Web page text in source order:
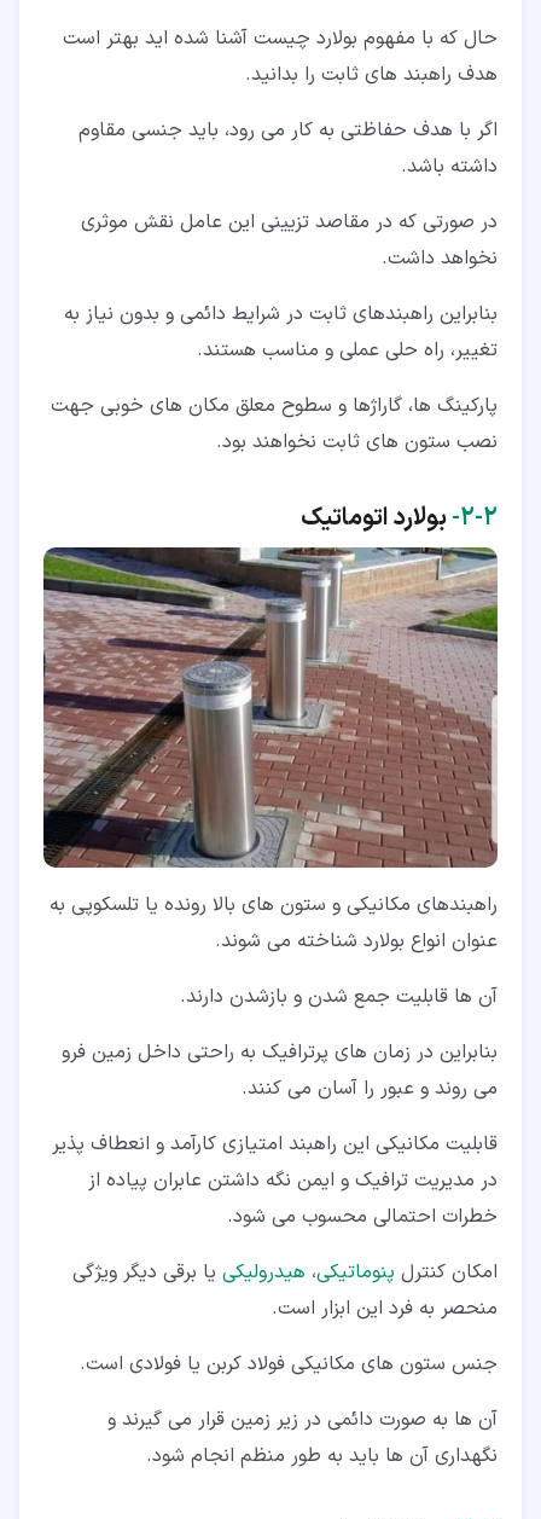
حال که با مفهوم بولارد چیست آشنا شده اید بهتر است
هدف راهبند های ثابت را بدانید.
اگر با هدف حفاظتی به کار می رود، باید جنسی مقاوم
داشته باشد.
در صورتی که در مقاصد تزیینی این عامل نقش موثری
نخواهد داشت.
بنابراین راهبندهای ثابت در شرایط دائمی و بدون نیاز به
تغییر، راه حلی عملی و مناسب هستند.
پارکینگ ها، گاراژها و سطوح معلق مکان های خوبی جهت
نصب ستون های ثابت نخواهند بود.
۲‏-‏۲‏- بولارد اتوماتیک
راهبندهای مکانیکی و ستون های بالا رونده یا تلسکوپی به
عنوان انواع بولارد شناخته می شوند.
آن ها قابلیت جمع شدن و بازشدن دارند.
بنابراین در زمان های پرترافیک به راحتی داخل زمین فرو
می روند و عبور را آسان می کنند.
قابلیت مکانیکی این راهبند امتیازی کارآمد و انعطاف پذیر
در مدیریت ترافیک و ایمن نگه داشتن عابران پیاده از
خطرات احتمالی محسوب می شود.
امکان کنترل پنوماتیکی، هیدرولیکی یا برقی دیگر ویژگی
منحصر به فرد این ابزار است.
جنس ستون های مکانیکی فولاد کربن یا فولادی است.
آن ها به صورت دائمی در زیر زمین قرار می گیرند و
نگهداری آن ها باید به طور منظم انجام شود.